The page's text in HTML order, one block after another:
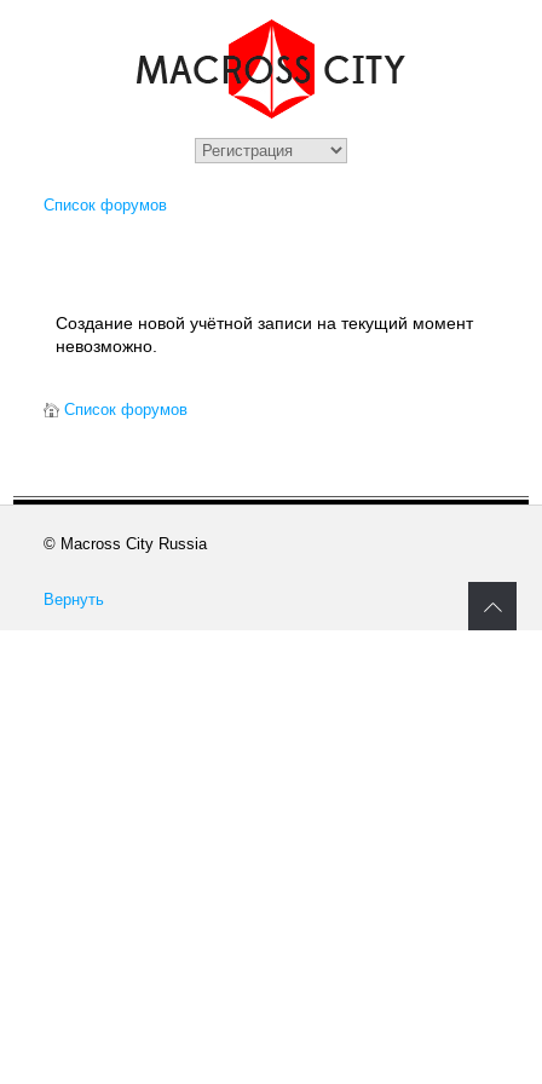
Список форумов
Создание новой учётной записи на текущий момент
невозможно.
Список форумов
© Macross City Russia
Вернуть